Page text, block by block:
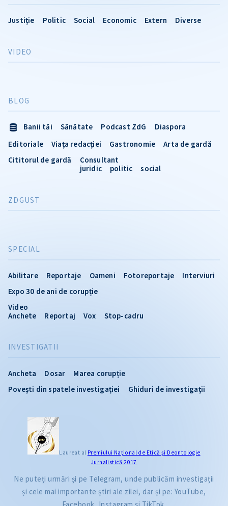
Justiție Politic Social Economic Extern Diverse
INVESTIGATII
Ancheta Dosar
Marea corupție
Povești din spatele investigației
Ghiduri de investigații
VIDEO
SPECIAL
Abilitare Reportaje Oameni Fotoreportaje
Interviuri
Expo 30 de ani de corupție
Video
Anchete
Reportaj Vox Stop-cadru
BLOG
Banii tăi Sănătate Podcast ZdG
Diaspora
Editoriale
Viața redacției Gastronomie
Arta de gardă
Cititorul de gardă
Consultant
juridic
politic social
ZDGUST
Laureat al Premiului Naţional de Etică și Deontologie
Jurnalistică 2017
Ne puteți urmări și pe Telegram, unde publicăm investigații
și cele mai importante știri ale zilei, dar și pe: YouTube,
Facebook, Instagram și TikTok.